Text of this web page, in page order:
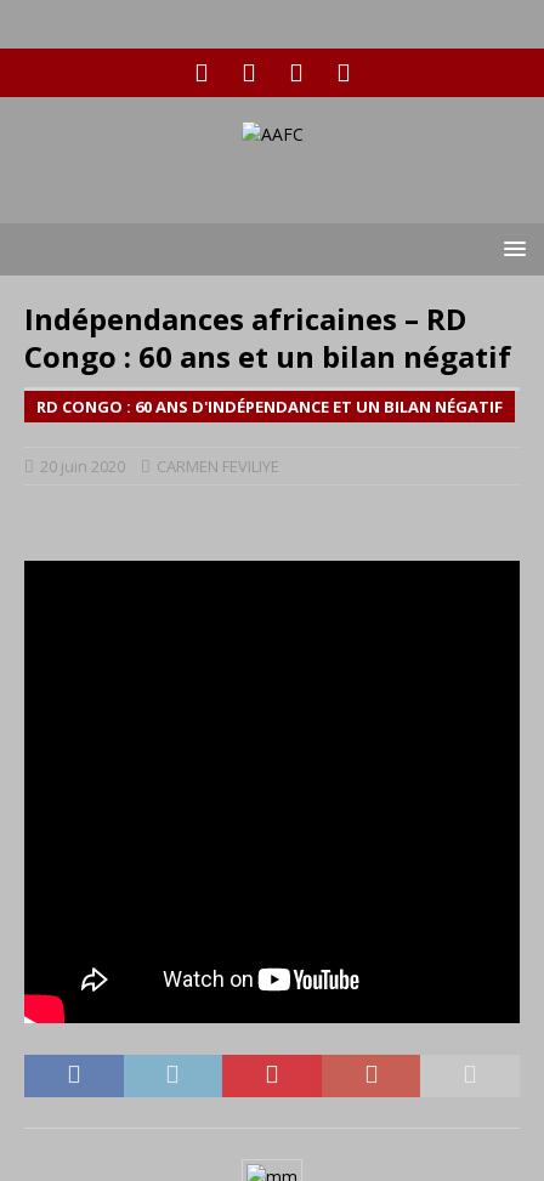
Indépendances africaines – RD
Congo : 60 ans et un bilan négatif
RD CONGO : 60 ANS D'INDÉPENDANCE ET UN BILAN NÉGATIF
20 juin 2020 CARMEN FEVILIYE